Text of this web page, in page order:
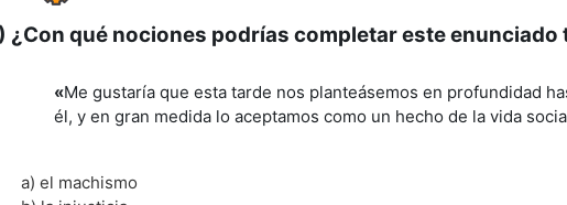
¿Con qué nociones podrías completar este
«Me gustaría que esta tarde nos planteásemos en profundidad
él, y en gran medida lo aceptamos como un hecho de la vida
a) el machismo